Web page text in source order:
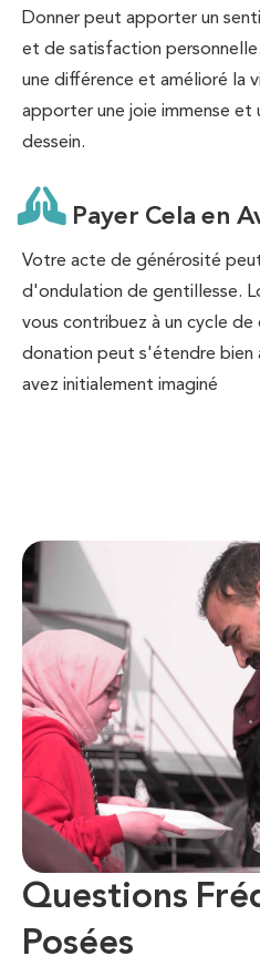
Donner peut apporter un
et de satisfaction
une différence et amélioré la
apporter une joie immense
dessein.
Payer Cela en
Votre acte de générosité
d'ondulation de gentillesse.
vous contribuez à un cycle
donation peut s'étendre bien
avez initialement imaginé
Questions
Posées